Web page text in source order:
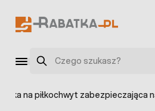
Szukaj
na piłkochwyt zabezpieczająca